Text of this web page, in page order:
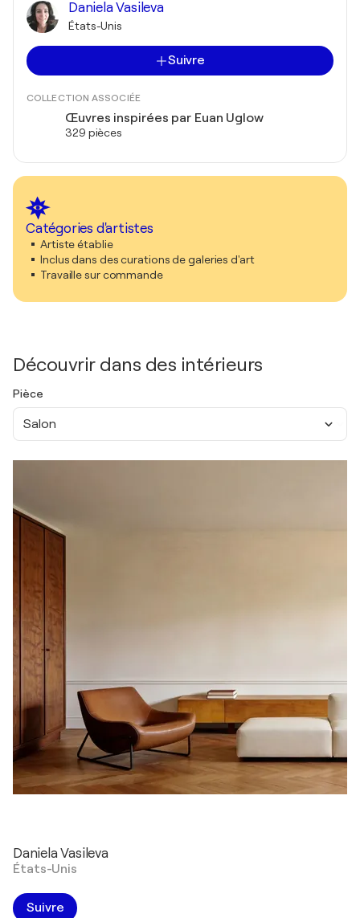
Daniela Vasileva
États-Unis
Suivre
COLLECTION ASSOCIÉE
Œuvres inspirées par Euan Uglow
329 pièces
Catégories d'artistes
Artiste établie
Inclus dans des curations de galeries d'art
Travaille sur commande
Découvrir dans des intérieurs
Pièce
Salon
Daniela Vasileva
États-Unis
Suivre